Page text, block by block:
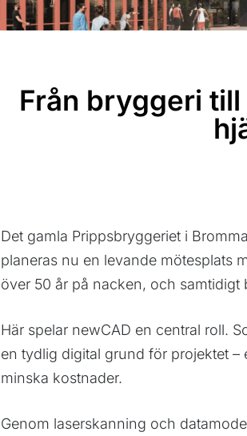
Från bryggeri
Det gamla Prippsbryggeriet i
planeras nu en levande mötesplats
över 50 år på nacken, och
Här spelar newCAD en central roll.
en tydlig digital grund för projektet
minska kostnader.
Genom laserskanning och